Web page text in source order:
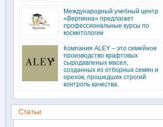
Международный учебный центр
«Вергинна» предлагает
профессиональные курсы по
косметологии
Компания ALEY – это семейное
производство крафтовых
сыродавленых масел,
созданных из отборных семян и
орехов, прошедших строгий
контроль качества.
Статьи